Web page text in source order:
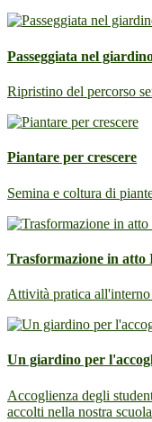
Passeggiata nel
Ripristino del percorso
Piantare per crescere
Semina e coltura di
Trasformazione in atto
Attività pratica
Un giardino per
Accoglienza degli
accolti nella nostra